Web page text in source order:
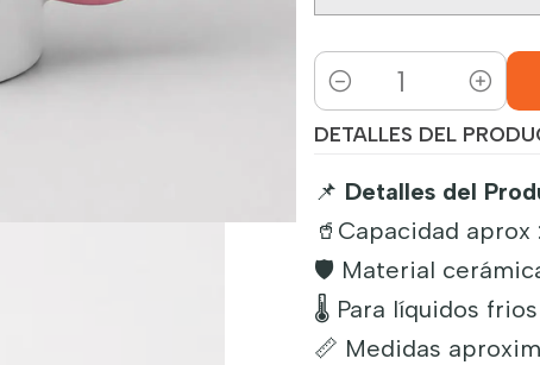
Cantidad
DETALLES DEL
📌 Detalles del
🥤Capacidad aprox
🛡️ Material
🌡️ Para líquidos
📏 Medidas